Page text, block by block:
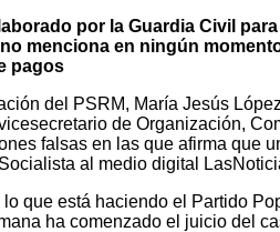
por la Guardia Civil
menciona en ningún
pagos
del PSRM, María Jesús
de Organización,
falsas en las que afirma que
al medio digital
que está haciendo el Partido
ha comenzado el juicio del